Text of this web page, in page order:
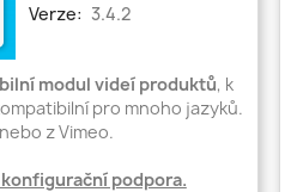
Verze: 3.4.2
modul videí produktů, k
pro mnoho jazyků.
z Vimeo.
podpora.